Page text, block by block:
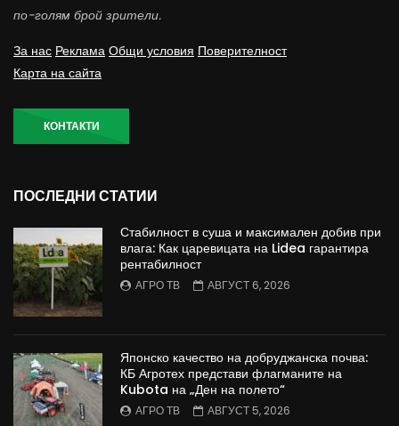
по-голям брой зрители.
За нас Реклама Общи условия Поверителност
Карта на сайта
КОНТАКТИ
ПОСЛЕДНИ СТАТИИ
Стабилност в суша и максимален добив при
влага: Как царевицата на Lidea гарантира
рентабилност
АГРО ТВ АВГУСТ 6, 2026
Японско качество на добруджанска почва:
КБ Агротех представи флагманите на
Kubota на „Ден на полето“
АГРО ТВ АВГУСТ 5, 2026